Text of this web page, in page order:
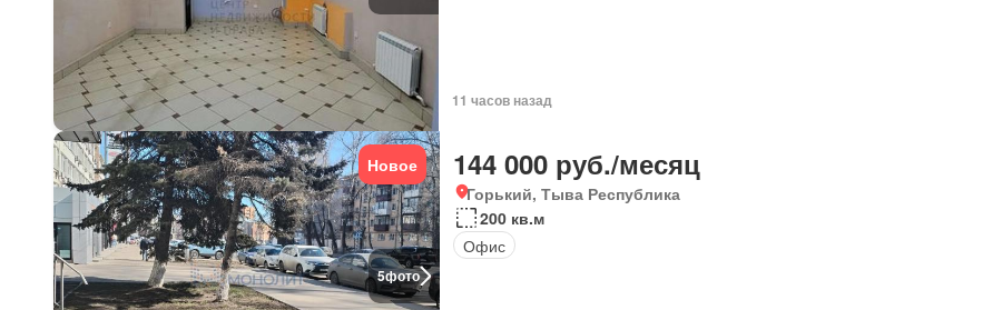
11 часов назад
5фото
Новое 144 000 руб./месяц
Горький, Тыва Республика
200 кв.м
Офис